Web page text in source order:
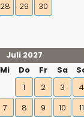
28 29 30
Juli 2027
Mi Do Fr Sa
1
2 3
4
7 8 9 10
11